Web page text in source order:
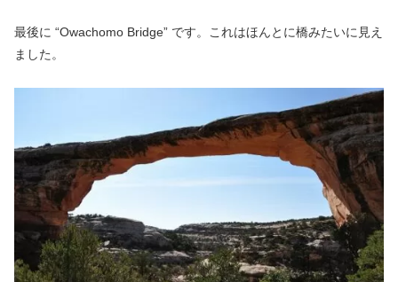
最後に “Owachomo Bridge” です。これはほんとに橋みたいに見え
ました。